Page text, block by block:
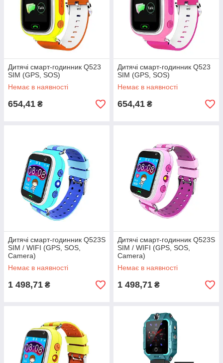
Дитячі смарт-годинник Q523
SIM (GPS, SOS)
Немає в наявності
654,41 ₴
Дитячі смарт-годинник Q523
SIM (GPS, SOS)
Немає в наявності
654,41 ₴
Дитячі смарт-годинник Q523S
SIM / WIFI (GPS, SOS,
Camera)
Немає в наявності
1 498,71 ₴
Дитячі смарт-годинник Q523S
SIM / WIFI (GPS, SOS,
Camera)
Немає в наявності
1 498,71 ₴